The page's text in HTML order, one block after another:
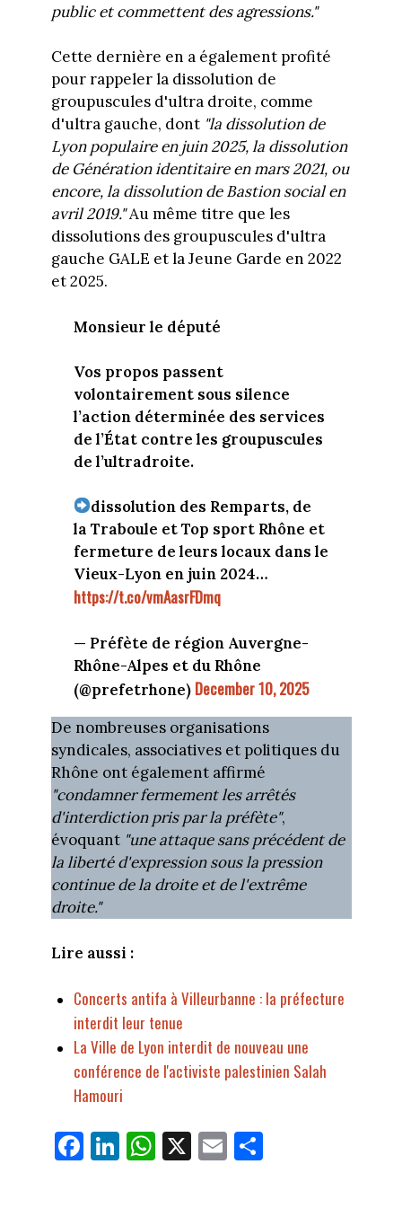
public et commettent des agressions."
Cette dernière en a également profité
pour rappeler la dissolution de
groupuscules d'ultra droite, comme
d'ultra gauche, dont "la dissolution de
Lyon populaire en juin 2025, la dissolution
de Génération identitaire en mars 2021, ou
encore, la dissolution de Bastion social en
avril 2019."Au même titre que les
dissolutions des groupuscules d'ultra
gauche GALE et la Jeune Garde en 2022
et 2025.
Monsieur le député
Vos propos passent
volontairement sous silence
l’action déterminée des services
de l’État contre les groupuscules
de l’ultradroite.
dissolution des Remparts, de
la Traboule et Top sport Rhône et
fermeture de leurs locaux dans le
Vieux-Lyon en juin 2024…
https://t.co/vmAasrFDmq
— Préfète de région Auvergne-
Rhône-Alpes et du Rhône
(@prefetrhone) December 10, 2025
De nombreuses organisations
syndicales, associatives et politiques du
Rhône ont également affirmé
"condamner fermement les arrêtés
d'interdiction pris par la préfète",
évoquant "une attaque sans précédent de
la liberté d'expression sous la pression
continue de la droite et de l'extrême
droite."
Lire aussi :
Concerts antifa à Villeurbanne : la préfecture
interdit leur tenue
La Ville de Lyon interdit de nouveau une
conférence de l'activiste palestinien Salah
Hamouri
Fa
ce
Li
nk
W
ha
X E
m
Pa